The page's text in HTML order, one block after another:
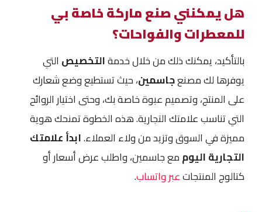
هل يمكنني صنع ماركة خاصة بي
للمعطرات والفواحات؟
بالتأكيد، يمكنك ذلك من خلال خدمةالتخصيص التي
يوفرها لك مصنعجاسمين، حيث تستطيع وضع شعارك
على المنتج، وتصميم عبوة خاصة بك، وحتى اختيار الروائح
التي تناسب علامتك التجارية. هذه الخطوة تمنحك هوية
مميزة في السوق وتزيد من ولاء العملاء.ابدأ علامتك
التجارية اليوممع جاسمين، واطلب عرض أسعار أو
كتالوج المنتجاتعبر واتساب.